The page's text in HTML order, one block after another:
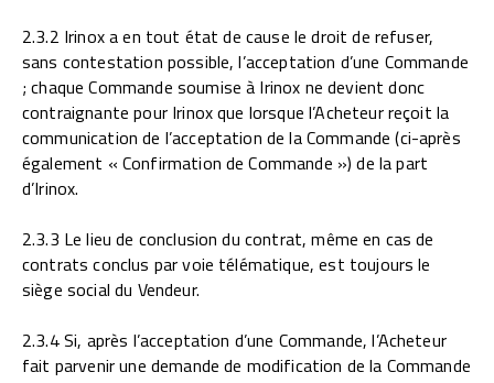
2.3.2 Irinox a en tout état de cause le droit de refuser,
sans contestation possible, l’acceptation d’une Commande
; chaque Commande soumise à Irinox ne devient donc
contraignante pour Irinox que lorsque l’Acheteur reçoit la
communication de l’acceptation de la Commande (ci-après
également « Confirmation de Commande ») de la part
d’Irinox.
2.3.3 Le lieu de conclusion du contrat, même en cas de
contrats conclus par voie télématique, est toujours le
siège social du Vendeur.
2.3.4 Si, après l’acceptation d’une Commande, l’Acheteur
fait parvenir une demande de modification de la Commande